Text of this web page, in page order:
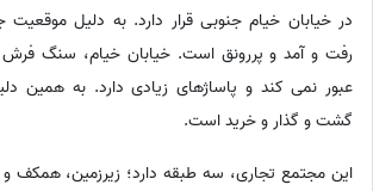
در خیابان خیام جنوبی قرار دارد. به دلیل موقعیت
رفت و آمد و پررونق است. خیابان خیام، سنگ
عبور نمی کند و پاساژهای زیادی دارد. به همین
گشت و گذار و خرید است.
این مجتمع تجاری، سه طبقه دارد؛ زیرزمین، همکف